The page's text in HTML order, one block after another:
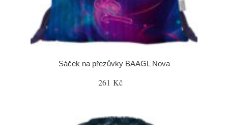
Sáček na přezůvky BAAGL Nova
261 Kč